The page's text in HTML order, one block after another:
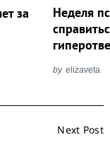
за
Неделя
by elizaveta
Next Post